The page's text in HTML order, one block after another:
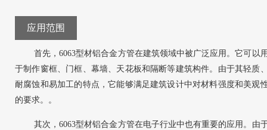
应用范围
首先，6063型材铝合金方管在建筑领域中被广泛应用。它可以
于制作窗框、门框、幕墙、天花板和隔断等建筑构件。由于其轻质
耐腐蚀和易加工的特点，它能够满足建筑设计中对材料强度和美观
的要求。。
其次，6063型材铝合金方管在电子行业中也有重要的应用。由